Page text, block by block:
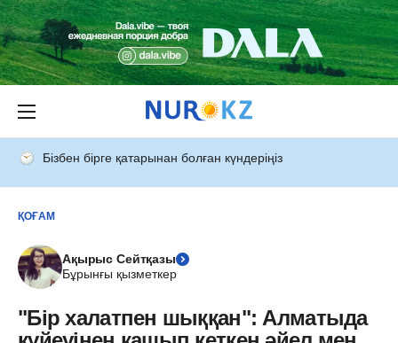
Бізбен бірге қатарынан болған күндеріңіз
ҚОҒАМ
Ақырыс Сейтқазы
Бұрынғы қызметкер
"Бір халатпен шыққан": Алматыда